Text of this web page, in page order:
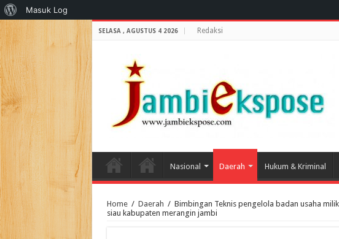
SELASA , AGUSTUS 4 2026 Redaksi
Nasional Daerah Hukum & Kriminal
Home / Daerah / Bimbingan Teknis pengelola badan usaha
siau kabupaten merangin jambi
Tentang
WordPress
Masuk Log